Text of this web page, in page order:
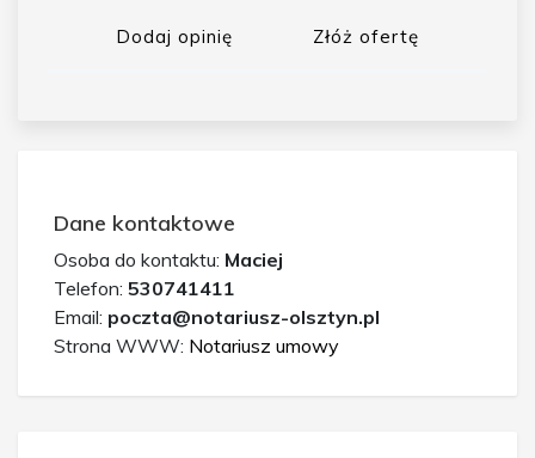
Dodaj opinię Złóż ofertę
Dane kontaktowe
Osoba do kontaktu: Maciej
Telefon: 530741411
Email: poczta@notariusz-olsztyn.pl
Strona WWW: Notariusz umowy